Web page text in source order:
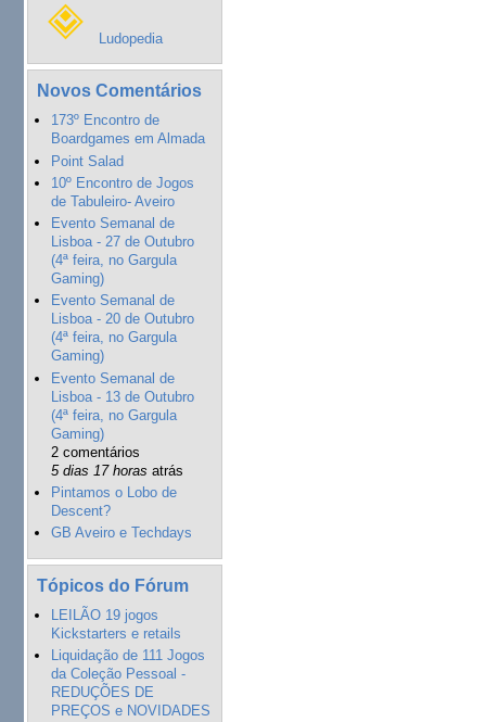
Ludopedia
Novos Comentários
173º Encontro de
Boardgames em Almada
Point Salad
10º Encontro de Jogos
de Tabuleiro- Aveiro
Evento Semanal de
Lisboa - 27 de Outubro
(4ª feira, no Gargula
Gaming)
Evento Semanal de
Lisboa - 20 de Outubro
(4ª feira, no Gargula
Gaming)
Evento Semanal de
Lisboa - 13 de Outubro
(4ª feira, no Gargula
Gaming)
2 comentários
5 dias 17 horas atrás
Pintamos o Lobo de
Descent?
GB Aveiro e Techdays
Tópicos do Fórum
LEILÃO 19 jogos
Kickstarters e retails
Liquidação de 111 Jogos
da Coleção Pessoal -
REDUÇÕES DE
PREÇOS e NOVIDADES